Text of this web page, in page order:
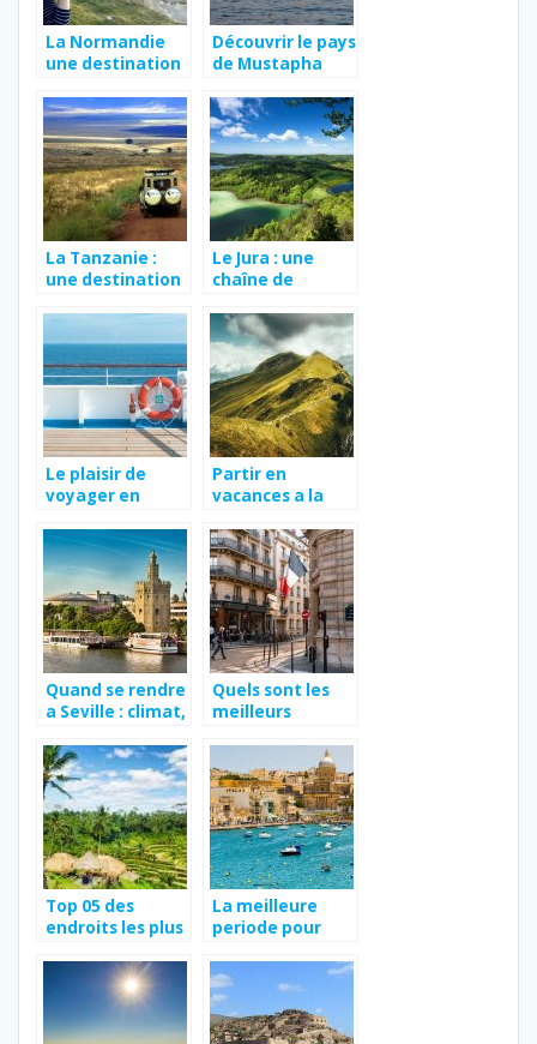
La Normandie
une destination
ressourçante
Découvrir le pays
de Mustapha
La Tanzanie :
une destination
surprise
Le Jura : une
chaîne de
méconnue
Le plaisir de
voyager en
croisière !
Partir en
vacances a la
decouvrir de
nouveaux
endroits
Quand se rendre
a Seville : climat,
saisons
Quels sont les
meilleurs
cours d’un
voyage ?
Top 05 des
endroits les plus
en mois de
septembre
La meilleure
periode pour